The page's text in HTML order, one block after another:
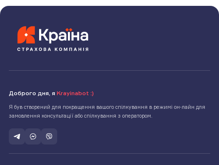
Доброго дня, я Krayinabot :)
Я був створений для покращення вашого спілкування в режимі он-лайн для
замовлення консультації або спілкування з оператором.